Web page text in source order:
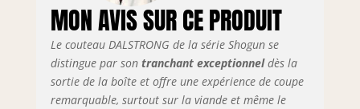
l'azote pour
améliorer le
harnais, la
flexibilité et la
résistance à la
corrosion. Complet
MON AVIS SUR CE PRODUIT
Le couteau DALSTRONG de la série Shogun se
distingue par son tranchant exceptionneldès la
sortie de la boîte et offre une expérience de coupe
remarquable, surtout sur la viande et même le